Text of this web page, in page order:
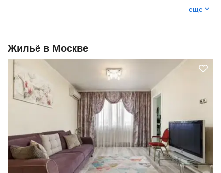
еще
Жильё в Москве